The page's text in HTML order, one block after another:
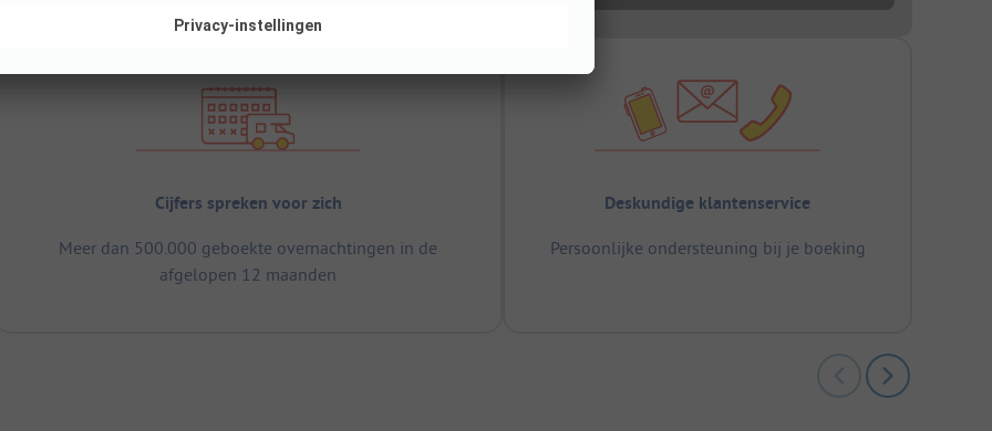
Cijfers spreken voor zich
Meer dan 500.000 geboekte overnachtingen in de
afgelopen 12 maanden
Deskundige klantenservice
Persoonlijke ondersteuning bij je boeking